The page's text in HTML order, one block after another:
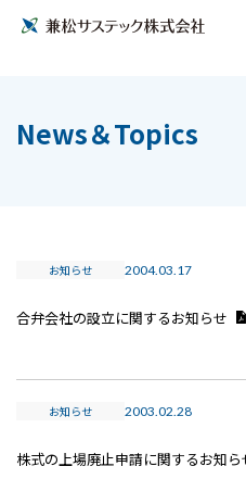
News＆Topics
お知らせ 2004.03.17
合弁会社の設立に関するお知らせ
お知らせ 2003.02.28
株式の上場廃止申請に関するお知